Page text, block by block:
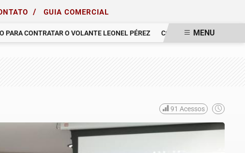
/ GUIA COMERCIAL
CONTRATAR O VOLANTE LEONEL PÉREZ COMUNICAMOS O
MENU
91 Acessos